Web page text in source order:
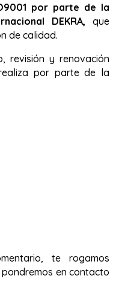
por parte de la
DEKRA, que
de calidad.
revisión y renovación
por parte de la
te rogamos
en contacto